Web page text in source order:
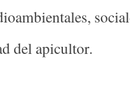
del apicultor.